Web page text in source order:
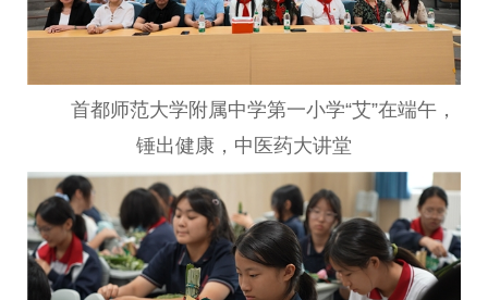
首都师范大学附属中学第一小学“艾”在端午，
锤出健康， 中医药大讲堂